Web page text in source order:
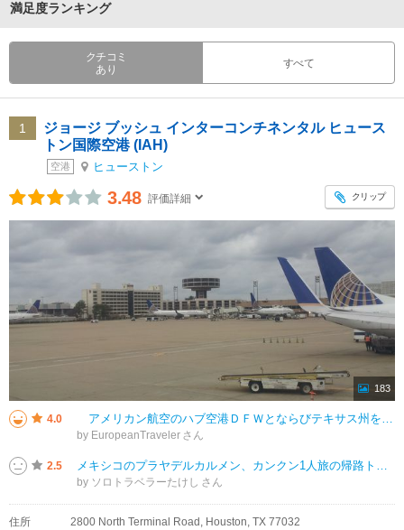
満足度ランキング
クチコミ
あり
すべて
1
ジョージ ブッシュ インターコンチネンタル ヒュース
トン国際空港 (IAH)
空港 ヒューストン
3.48 評価詳細 クリップ
183
4.0 アメリカン航空のハブ空港ＤＦＷとならびテキサス州を代表するＵＡの巨大ハブ空港。 アメリカン利用の為ターミナルＡに到着。Ｕｂｅｒでダウンタウンに行くため１１４番出口から出てアプリで車を呼びました。ターミナルＡのライ
by EuropeanTraveler
2.5 メキシコのプラヤデルカルメン、カンクン1人旅の帰路トランジットで利用しました。米国連邦政府機関の閉鎖に伴い保安検査場係員が不足しているとかで入国してから再度保安検査まで長蛇の列、時間かかり過ぎました。余裕を持った乗り継ぎ時
by ソロトラベラーたけし
住所 2800 North Terminal Road, Houston, TX 77032